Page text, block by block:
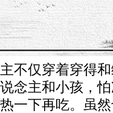
不仅穿着穿得
念主和小孩，
一下再吃。虽